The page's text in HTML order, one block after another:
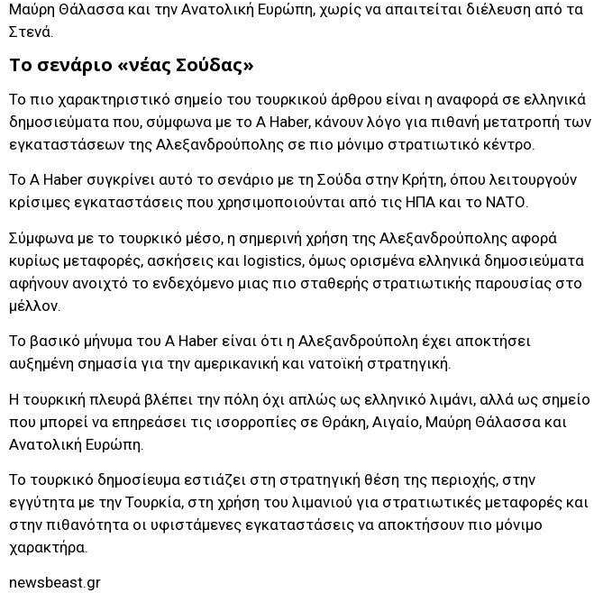
Μαύρη Θάλασσα και την Ανατολική Ευρώπη, χωρίς να απαιτείται διέλευση από τα
Στενά.
Το σενάριο «νέας Σούδας»
Το πιο χαρακτηριστικό σημείο του τουρκικού άρθρου είναι η αναφορά σε ελληνικά
δημοσιεύματα που, σύμφωνα με το A Haber, κάνουν λόγο για πιθανή μετατροπή των
εγκαταστάσεων της Αλεξανδρούπολης σε πιο μόνιμο στρατιωτικό κέντρο.
Το A Haber συγκρίνει αυτό το σενάριο με τη Σούδα στην Κρήτη, όπου λειτουργούν
κρίσιμες εγκαταστάσεις που χρησιμοποιούνται από τις ΗΠΑ και το ΝΑΤΟ.
Σύμφωνα με το τουρκικό μέσο, η σημερινή χρήση της Αλεξανδρούπολης αφορά
κυρίως μεταφορές, ασκήσεις και logistics, όμως ορισμένα ελληνικά δημοσιεύματα
αφήνουν ανοιχτό το ενδεχόμενο μιας πιο σταθερής στρατιωτικής παρουσίας στο
μέλλον.
Το βασικό μήνυμα του A Haber είναι ότι η Αλεξανδρούπολη έχει αποκτήσει
αυξημένη σημασία για την αμερικανική και νατοϊκή στρατηγική.
Η τουρκική πλευρά βλέπει την πόλη όχι απλώς ως ελληνικό λιμάνι, αλλά ως σημείο
που μπορεί να επηρεάσει τις ισορροπίες σε Θράκη, Αιγαίο, Μαύρη Θάλασσα και
Ανατολική Ευρώπη.
Το τουρκικό δημοσίευμα εστιάζει στη στρατηγική θέση της περιοχής, στην
εγγύτητα με την Τουρκία, στη χρήση του λιμανιού για στρατιωτικές μεταφορές και
στην πιθανότητα οι υφιστάμενες εγκαταστάσεις να αποκτήσουν πιο μόνιμο
χαρακτήρα.
newsbeast.gr